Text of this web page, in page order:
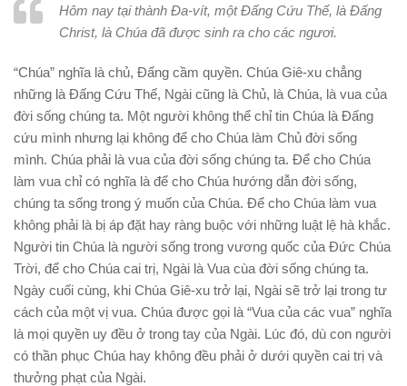
Hôm nay tại thành Đa-vít, một Đấng Cứu Thế, là Đấng
Christ, là Chúa đã được sinh ra cho các ngươi.
“Chúa” nghĩa là chủ, Đấng cầm quyền. Chúa Giê-xu chẳng
những là Đấng Cứu Thế, Ngài cũng là Chủ, là Chúa, là vua của
đời sống chúng ta. Một người không thể chỉ tin Chúa là Đấng
cứu mình nhưng lại không để cho Chúa làm Chủ đời sống
mình. Chúa phải là vua của đời sống chúng ta. Để cho Chúa
làm vua chỉ có nghĩa là để cho Chúa hướng dẫn đời sống,
chúng ta sống trong ý muốn của Chúa. Để cho Chúa làm vua
không phải là bị áp đặt hay ràng buộc với những luật lệ hà khắc.
Người tin Chúa là người sống trong vương quốc của Đức Chúa
Trời, để cho Chúa cai trị, Ngài là Vua cùa đời sống chúng ta.
Ngày cuối cùng, khi Chúa Giê-xu trở lại, Ngài sẽ trở lại trong tư
cách của một vị vua. Chúa được gọi là “Vua của các vua” nghĩa
là mọi quyền uy đều ở trong tay của Ngài. Lúc đó, dù con người
có thần phục Chúa hay không đều phải ở dưới quyền cai trị và
thưởng phạt của Ngài.